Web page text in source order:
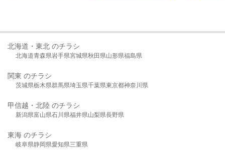
北海道・東北 のチラシ
北海道青森県岩手県宮城県秋田県山形県福島県
関東 のチラシ
茨城県栃木県群馬県埼玉県千葉県東京都神奈川県
甲信越・北陸 のチラシ
新潟県富山県石川県福井県山梨県長野県
東海 のチラシ
岐阜県静岡県愛知県三重県